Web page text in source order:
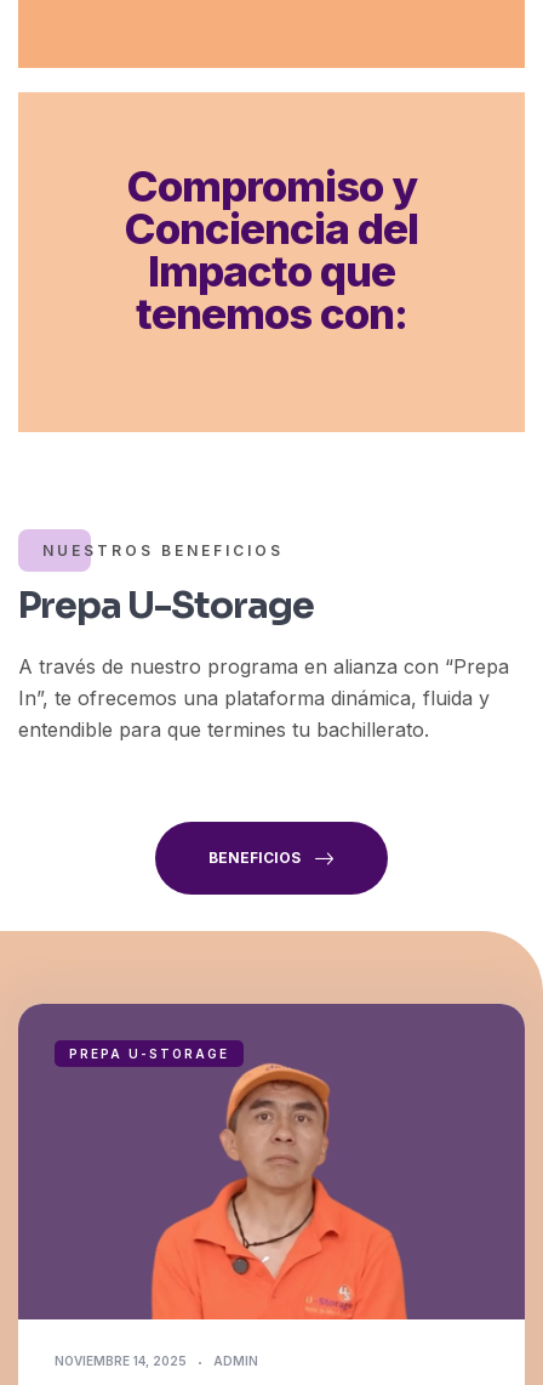
Compromiso y
Conciencia del
Impacto que
tenemos con:
Clientes: Entendemos tus necesidades;
tus recuerdos merecen un lugar seguro.
Colaboradores: Creamos confianza y
oportunidades de crecimiento.
Inversionistas: Generamos rentabilidad
PREPA U-STORAGE
NOVIEMBRE 14, 2025 ADMIN
Prepa U-Storage
NUESTROS BENEFICIOS
A través de nuestro programa en alianza con “Prepa
In”, te ofrecemos una plataforma dinámica, fluida y
entendible para que termines tu bachillerato.
BENEFICIOS